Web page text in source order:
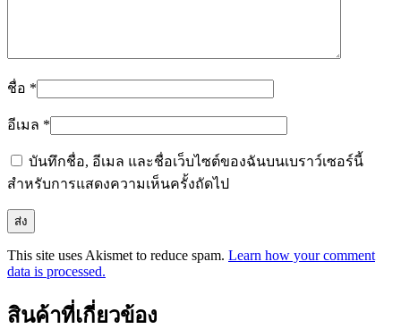
ชื่อ *
อีเมล *
บันทึกชื่อ, อีเมล และชื่อเว็บไซต์ของฉันบนเบราว์เซอร์นี้
สำหรับการแสดงความเห็นครั้งถัดไป
This site uses Akismet to reduce spam. Learn how your comment
data is processed.
สินค้าที่เกี่ยวข้อง